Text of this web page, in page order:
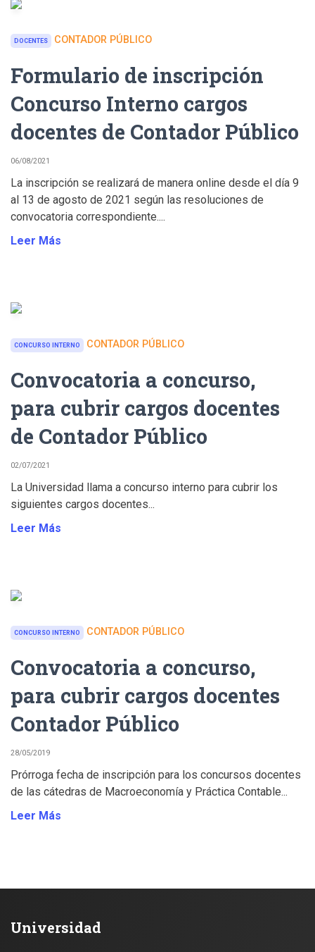
DOCENTES CONTADOR PÚBLICO
Formulario de inscripción
Concurso Interno cargos
docentes de Contador Público
06/08/2021
La inscripción se realizará de manera online desde el día 9
al 13 de agosto de 2021 según las resoluciones de
convocatoria correspondiente....
Leer Más
CONCURSO INTERNO CONTADOR PÚBLICO
Convocatoria a concurso,
para cubrir cargos docentes
de Contador Público
02/07/2021
La Universidad llama a concurso interno para cubrir los
siguientes cargos docentes...
Leer Más
CONCURSO INTERNO CONTADOR PÚBLICO
Convocatoria a concurso,
para cubrir cargos docentes
Contador Público
28/05/2019
Prórroga fecha de inscripción para los concursos docentes
de las cátedras de Macroeconomía y Práctica Contable...
Leer Más
Universidad